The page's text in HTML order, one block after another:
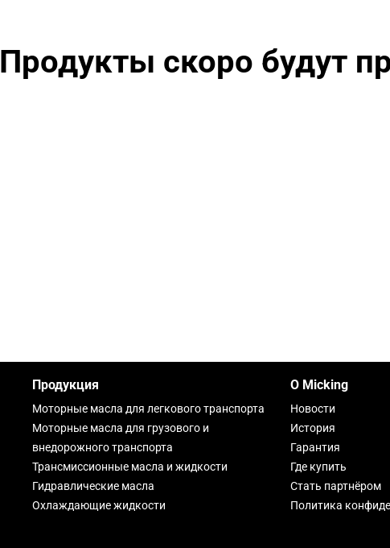
Продукты скоро будут
Продукция
Моторные масла для легкового транспорта
Моторные масла для грузового и
внедорожного транспорта
Трансмиссионные масла и жидкости
Гидравлические масла
Охлаждающие жидкости
О Micking
Новости
История
Гарантия
Где купить
Стать партнёром
Политика